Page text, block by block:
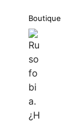
Boutique